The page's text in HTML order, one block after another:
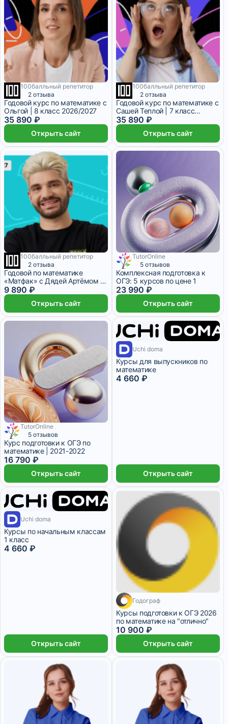
9 месяцев
100балльный репетитор
2 отзыва
Годовой курс по математике с
Ольгой | 8 класс 2026/2027
35 890 ₽
Открыть сайт
9 месяцев
100балльный репетитор
2 отзыва
Годовой курс по математике с
Сашей Теплой | 7 класс
2026/2027
35 890 ₽
Открыть сайт
8 месяцев
100балльный репетитор
2 отзыва
Годовой по математике
«Матфак» с Дядей Артёмом |
ОГЭ-2026/2027
9 890 ₽
Открыть сайт
TutorOnline
5 отзывов
Комплексная подготовка к
ОГЭ: 5 курсов по цене 1
23 990 ₽
Открыть сайт
3 390 ₽/мес
TutorOnline
5 отзывов
Курс подготовки к ОГЭ по
математике | 2021-2022
16 790 ₽
Открыть сайт
1 месяцUchi doma
Курсы для выпускников по
математике
4 660 ₽
Открыть сайт
1 месяцUchi doma
Курсы по начальным классам
1 класс
4 660 ₽
Открыть сайт
9 месяцев
Годограф
Курсы подготовки к ОГЭ 2026
по математике на "отлично"
10 900 ₽
Открыть сайт